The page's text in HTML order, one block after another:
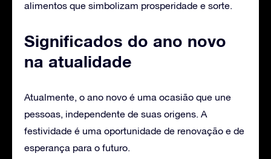
alimentos que simbolizam prosperidade e sorte.
Significados do ano novo
na atualidade
Atualmente, o ano novo é uma ocasião que une
pessoas, independente de suas origens. A
festividade é uma oportunidade de renovação e de
esperança para o futuro.